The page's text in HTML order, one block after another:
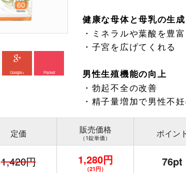
Google+ Pocket
健康な母体と母乳の生成
・ミネラルや葉酸を豊
・子宮を広げてくれる
男性生殖機能の向上
・勃起不全の改善
・精子量増加で男性不
定価 販売価格
（1錠単価） ポイント
1,420円 1,280円
（21円）
76pt